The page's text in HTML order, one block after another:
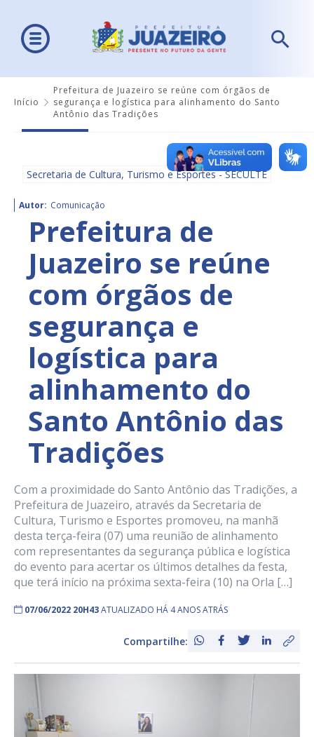
Início
Prefeitura de Juazeiro se reúne com órgãos de
segurança e logística para alinhamento do Santo
Antônio das Tradições
Secretaria de Cultura, Turismo e Esportes - SECULTE
Autor: Comunicação
Prefeitura de
Juazeiro se reúne
com órgãos de
segurança e
logística para
alinhamento do
Santo Antônio das
Tradições
Com a proximidade do Santo Antônio das Tradições, a
Prefeitura de Juazeiro, através da Secretaria de
Cultura, Turismo e Esportes promoveu, na manhã
desta terça-feira (07) uma reunião de alinhamento
com representantes da segurança pública e logística
do evento para acertar os últimos detalhes da festa,
que terá início na próxima sexta-feira (10) na Orla […]
07/06/2022 20H43ATUALIZADO HÁ 4 ANOS ATRÁS
Compartilhe: